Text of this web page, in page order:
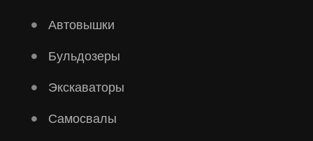
Автовышки
Бульдозеры
Экскаваторы
Самосвалы